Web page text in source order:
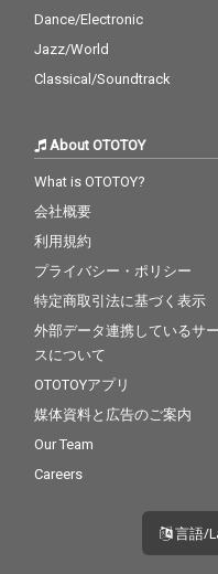
Dance/Electronic
Jazz/World
Classical/Soundtrack
About OTOTOY
What is OTOTOY?
会社概要
利用規約
プライバシー・ポリシー
特定商取引法に基づく表示
外部データ連携しているサ
スについて
OTOTOYアプリ
媒体資料と広告のご案内
Our Team
Careers
言語/